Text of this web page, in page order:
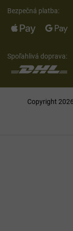
Bezpečná platba:
Spoľahlivá doprava:
Copyright 2026